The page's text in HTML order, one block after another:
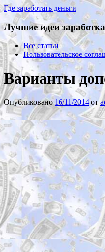
Где заработать деньги
Лучшие идеи
Все статьи
Пользовательское
Варианты
Опубликовано16/11/2014 от